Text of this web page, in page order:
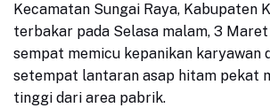
Kecamatan Sungai Raya, Kabupaten
terbakar pada Selasa malam, 3 Maret
sempat memicu kepanikan karyawan
setempat lantaran asap hitam pekat
tinggi dari area pabrik.